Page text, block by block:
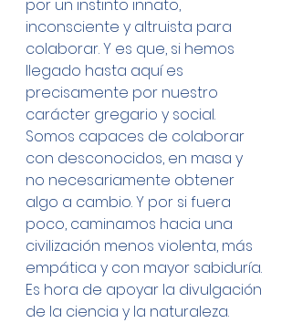
por un instinto innato,
inconsciente y altruista para
colaborar. Y es que, si hemos
llegado hasta aquí es
precisamente por nuestro
carácter gregario y social.
Somos capaces de colaborar
con desconocidos, en masa y
no necesariamente obtener
algo a cambio. Y por si fuera
poco, caminamos hacia una
civilización menos violenta, más
empática y con mayor sabiduría.
Es hora de apoyar la divulgación
de la ciencia y la naturaleza.